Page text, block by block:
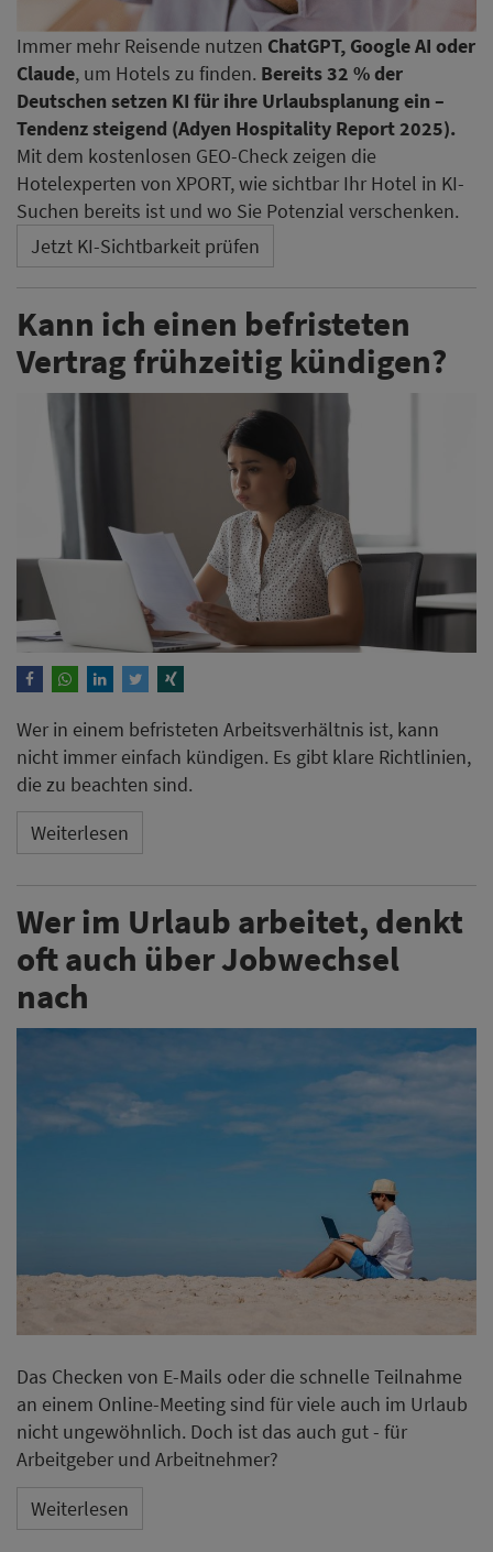
Immer mehr Reisende nutzen ChatGPT, Google AI oder
Claude, um Hotels zu finden. Bereits 32 % der
Deutschen setzen KI für ihre Urlaubsplanung ein –
Tendenz steigend (Adyen Hospitality Report 2025).
Mit dem kostenlosen GEO-Check zeigen die
Hotelexperten von XPORT, wie sichtbar Ihr Hotel in KI-
Suchen bereits ist und wo Sie Potenzial verschenken.
Jetzt KI-Sichtbarkeit prüfen
Kann ich einen befristeten
Vertrag frühzeitig kündigen?
Wer in einem befristeten Arbeitsverhältnis ist, kann
nicht immer einfach kündigen. Es gibt klare Richtlinien,
die zu beachten sind.
Weiterlesen
Wer im Urlaub arbeitet, denkt
oft auch über Jobwechsel
nach
Das Checken von E-Mails oder die schnelle Teilnahme
an einem Online-Meeting sind für viele auch im Urlaub
nicht ungewöhnlich. Doch ist das auch gut - für
Arbeitgeber und Arbeitnehmer?
Weiterlesen